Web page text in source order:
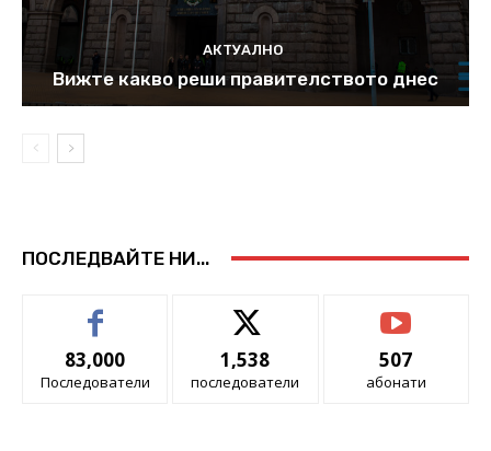
АКТУАЛНО
Вижте какво реши правителството днес
ПОСЛЕДВАЙТЕ НИ...
83,000
Последователи
1,538
последователи
507
абонати